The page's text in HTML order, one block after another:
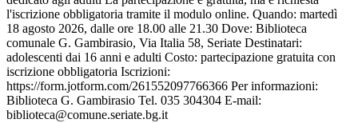
l'iscrizione obbligatoria tramite il modulo online. Quando: martedì
18 agosto 2026, dalle ore 18.00 alle 21.30 Dove: Biblioteca
comunale G. Gambirasio, Via Italia 58, Seriate Destinatari:
adolescenti dai 16 anni e adulti Costo: partecipazione gratuita con
iscrizione obbligatoria Iscrizioni:
https://form.jotform.com/261552097766366 Per informazioni:
Biblioteca G. Gambirasio Tel. 035 304304 E-mail:
biblioteca@comune.seriate.bg.it